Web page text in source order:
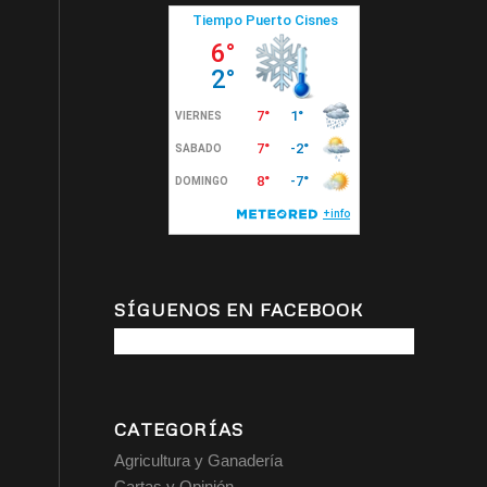
SÍGUENOS EN FACEBOOK
CATEGORÍAS
Agricultura y Ganadería